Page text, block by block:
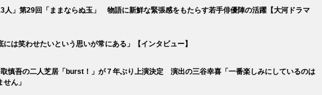
人」第29回「ままならぬ玉」 物語に新鮮な緊張感をもたらす若手俳優陣の活躍【大河ドラマ
には笑わせたいという思いが常にある」【インタビュー】
慎吾の二人芝居「burst！」が７年ぶり上演決定 演出の三谷幸喜「一番楽しみにしているのは
ん」